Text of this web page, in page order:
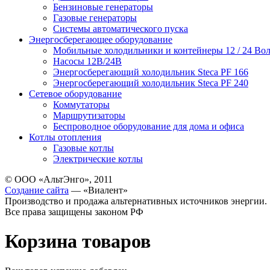
Бензиновые генераторы
Газовые генераторы
Системы автоматического пуска
Энергосберегающее оборудование
Мобильные холодильники и контейнеры 12 / 24
Насосы 12В/24В
Энергосберегающий холодильник Steca PF 166
Энергосберегающий холодильник Steca PF 240
Сетевое оборудование
Коммутаторы
Маршрутизаторы
Беспроводное оборудование для дома и офиса
Котлы отопления
Газовые котлы
Электрические котлы
© ООО «АльтЭнго», 2011
Создание сайта — «Виалент»
Производство и продажа альтернативных источников энергии.
Все права защищены законом РФ
Корзина товаров